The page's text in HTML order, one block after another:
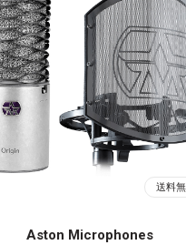
Aston Microphones